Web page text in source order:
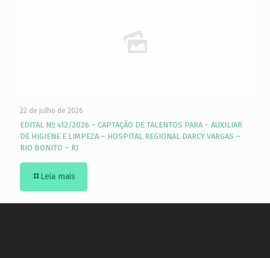
22 de julho de 2026
EDITAL Nº 412/2026 – CAPTAÇÃO DE TALENTOS PARA – AUXILIAR
DE HIGIENE E LIMPEZA – HOSPITAL REGIONAL DARCY VARGAS –
RIO BONITO – RJ
Leia mais